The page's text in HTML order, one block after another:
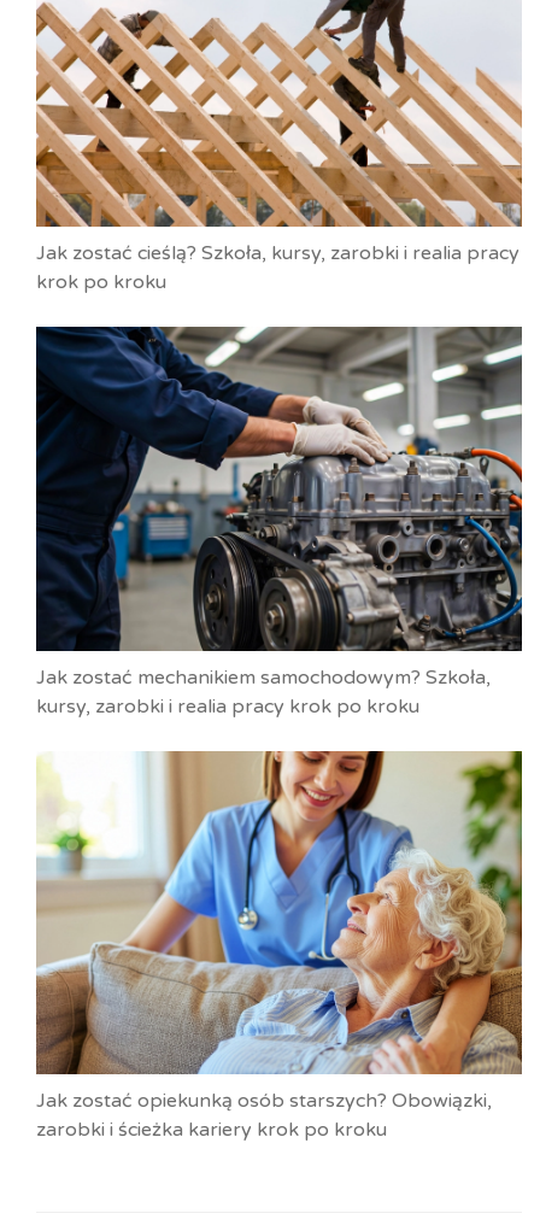
Jak zostać cieślą? Szkoła, kursy, zarobki i realia pracy
krok po kroku
Jak zostać mechanikiem samochodowym? Szkoła,
kursy, zarobki i realia pracy krok po kroku
Jak zostać opiekunką osób starszych? Obowiązki,
zarobki i ścieżka kariery krok po kroku